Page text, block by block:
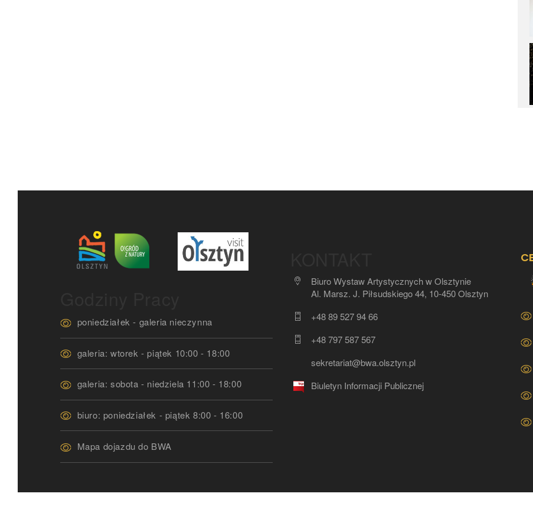
poniedziałek - galeria nieczynna
galeria: wtorek - piątek 10:00 - 18:00
galeria: sobota - niedziela 11:00 - 18:00
biuro: poniedziałek - piątek 8:00 - 16:00
Mapa dojazdu do BWA
Biuro Wystaw Artystycznych w Olsztynie
Al. Marsz. J. Piłsudskiego 44, 10-450 Olsztyn
+48 89 527 94 66
+48 797 587 567
sekretariat@bwa.olsztyn.pl
Biuletyn Informacji Publicznej